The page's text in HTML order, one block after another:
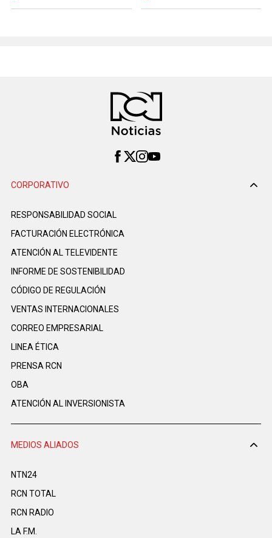
CORPORATIVO
RESPONSABILIDAD SOCIAL
FACTURACIÓN ELECTRÓNICA
ATENCIÓN AL TELEVIDENTE
INFORME DE SOSTENIBILIDAD
CÓDIGO DE REGULACIÓN
VENTAS INTERNACIONALES
CORREO EMPRESARIAL
LINEA ÉTICA
PRENSA RCN
OBA
ATENCIÓN AL INVERSIONISTA
MEDIOS ALIADOS
NTN24
RCN TOTAL
RCN RADIO
LA F.M.